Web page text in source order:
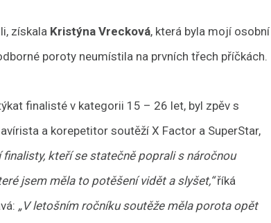
získala Kristýna Vrecková, která byla mojí osobní
poroty neumístila na prvních třech příčkách.
finalisté v kategorii 15 – 26 let, byl zpěv s
a korepetitor soutěží X Factor a SuperStar,
finalisty, kteří se statečně poprali s náročnou
jsem měla to potěšení vidět a slyšet,“říká
„V letošním ročníku soutěže měla porota opět